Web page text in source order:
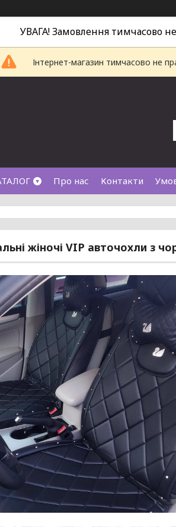
УВАГА! Замовлення тимчасово
Інтернет-магазин тимчасово не
Про нас Контакти
жіночі VIP авточохли з